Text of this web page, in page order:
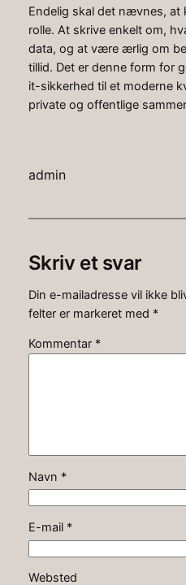
Endelig skal det nævnes, at
rolle. At skrive enkelt om,
data, og at være ærlig om
tillid. Det er denne form for
it-sikkerhed til et moderne
private og offentlige
admin
Skriv et svar
Din e-mailadresse vil ikke
felter er markeret med *
Kommentar *
Navn *
E-mail *
Websted